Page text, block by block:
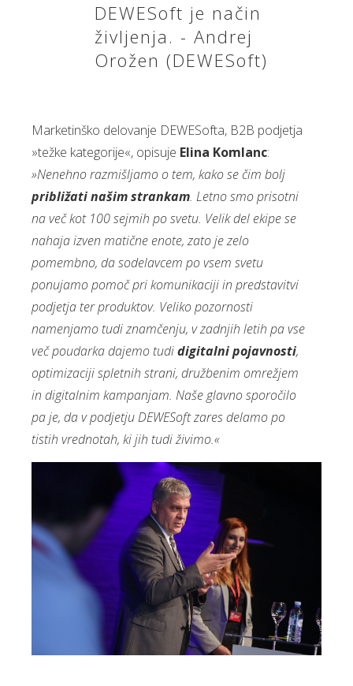
DEWESoft je način
življenja. - Andrej
Orožen (DEWESoft)
Marketinško delovanje DEWESofta, B2B podjetja
»težke kategorije«, opisuje Elina Komlanc:
»Nenehno razmišljamo o tem, kako se čim bolj
približati našim strankam. Letno smo prisotni
na več kot 100 sejmih po svetu. Velik del ekipe se
nahaja izven matične enote, zato je zelo
pomembno, da sodelavcem po vsem svetu
ponujamo pomoč pri komunikaciji in predstavitvi
podjetja ter produktov. Veliko pozornosti
namenjamo tudi znamčenju, v zadnjih letih pa vse
več poudarka dajemo tudidigitalni pojavnosti,
optimizaciji spletnih strani, družbenim omrežjem
in digitalnim kampanjam. Naše glavno sporočilo
pa je, da v podjetju DEWESoft zares delamo po
tistih vrednotah, ki jih tudi živimo.«